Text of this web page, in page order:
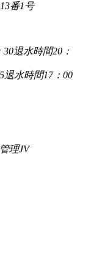
番1号
退水時間20：
退水時間17：00
理JV